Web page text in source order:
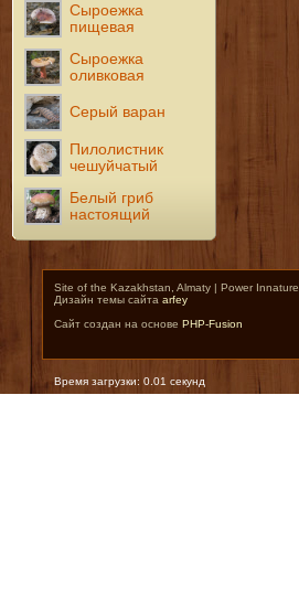
Сыроежка
пищевая
Сыроежка
оливковая
Серый варан
Пилолистник
чешуйчатый
Белый гриб
настоящий
Site of the Kazakhstan, Almaty | Power Innature
Дизайн темы сайта arfey
Сайт создан на основе PHP-Fusion
Время загрузки: 0.01 секунд